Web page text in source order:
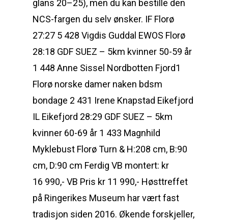
glans 20–25), men du kan bestille den
NCS-fargen du selv ønsker. IF Florø
27:27 5 428 Vigdis Guddal EWOS Florø
28:18 GDF SUEZ – 5km kvinner 50-59 år
1 448 Anne Sissel Nordbotten Fjord1
Florø norske damer naken bdsm
bondage 2 431 Irene Knapstad Eikefjord
IL Eikefjord 28:29 GDF SUEZ – 5km
kvinner 60-69 år 1 433 Magnhild
Myklebust Florø Turn & H:208 cm, B:90
cm, D:90 cm Ferdig VB montert: kr
16 990,- VB Pris kr 11 990,- Høsttreffet
på Ringerikes Museum har vært fast
tradisjon siden 2016. Økende forskjeller,